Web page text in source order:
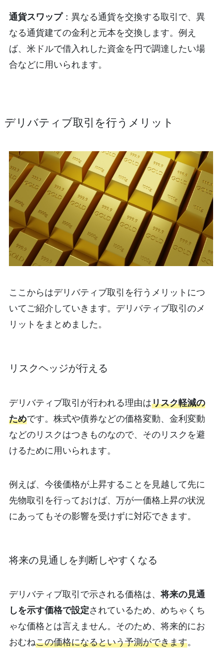
通貨スワップ：異なる通貨を交換する取引で、異
なる通貨建ての金利と元本を交換します。例え
ば、米ドルで借入れした資金を円で調達したい場
合などに用いられます。
デリバティブ取引を行うメリット
ここからはデリバティブ取引を行うメリットにつ
いてご紹介していきます。デリバティブ取引のメ
リットをまとめました。
リスクヘッジが行える
デリバティブ取引が行われる理由はリスク軽減の
ためです。株式や債券などの価格変動、金利変動
などのリスクはつきものなので、そのリスクを避
けるために用いられます。
例えば、今後価格が上昇することを見越して先に
先物取引を行っておけば、万が一価格上昇の状況
にあってもその影響を受けずに対応できます。
将来の見通しを判断しやすくなる
デリバティブ取引で示される価格は、 将来の見通
しを示す価格で設定されているため、めちゃくち
ゃな価格とは言えません。そのため、将来的にお
おむねこの価格になるという予測ができます。